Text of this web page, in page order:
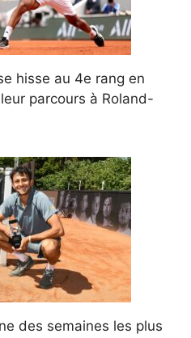
hisse au 4e rang en
parcours à Roland-
des semaines les plus